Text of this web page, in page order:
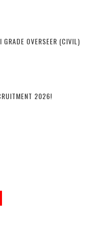
OVERSEER (CIVIL)
2026!